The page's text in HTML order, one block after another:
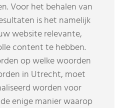
Voor het behalen van
is het namelijk
website relevante,
content te hebben.
op welke woorden
in Utrecht, moet
worden voor
enige manier waarop